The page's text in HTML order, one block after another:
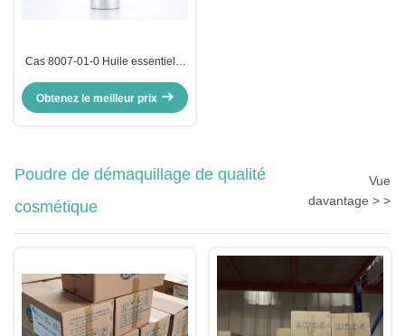
Cas 8007-01-0 Huile essentielle
rose Parfum
Obtenez le meilleur prix
Poudre de démaquillage de qualité
cosmétique
Vue
davantage > >